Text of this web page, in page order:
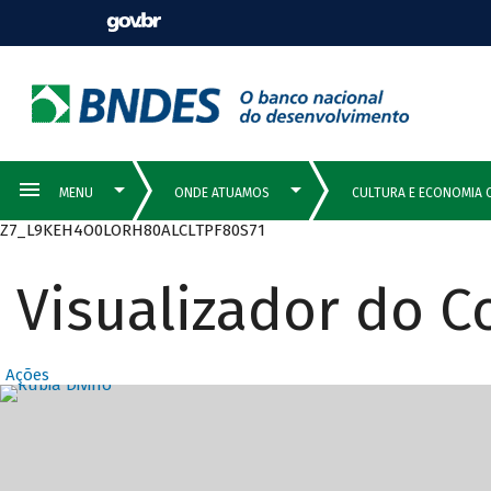
Z7_L9KEH4O0LORH80ALCLTPF80S71
Visualizador do
Ações
Destaques